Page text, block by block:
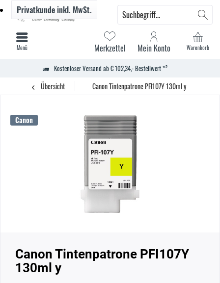
Kostenloser Versand ab € 102,34,- Bestellwert *²
Warenkorb
Merkzettel Mein Konto
Privatkundeinkl. MwSt.
Menü
Übersicht Canon Tintenpatrone PFI107Y 130ml y
Canon
Canon Tintenpatrone PFI107Y
130ml y